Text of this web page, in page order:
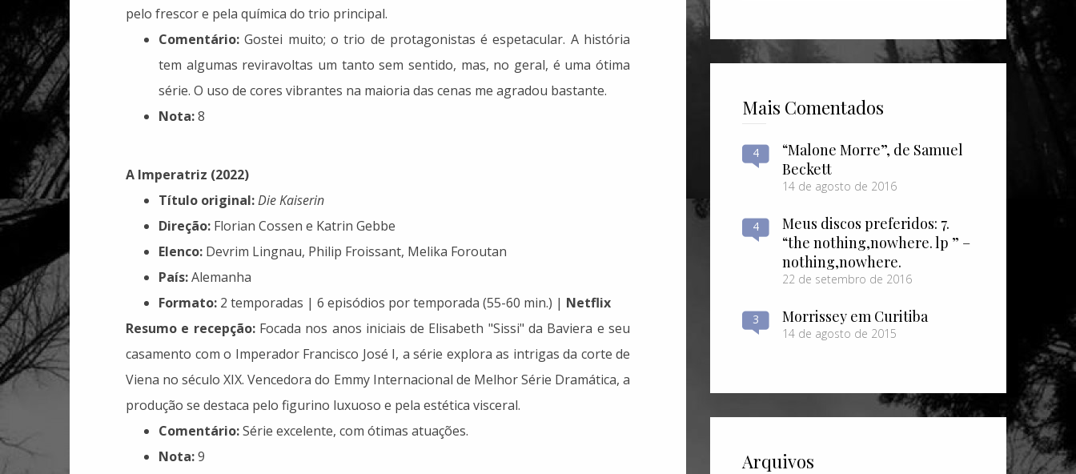
pelo frescor e pela química do trio principal.
Comentário: Gostei muito; o trio de protagonistas é espetacular. A história
tem algumas reviravoltas um tanto sem sentido, mas, no geral, é uma ótima
série. O uso de cores vibrantes na maioria das cenas me agradou bastante.
Nota:8
A Imperatriz (2022)
Título original:Die Kaiserin
Direção: Florian Cossen e Katrin Gebbe
Elenco: Devrim Lingnau, Philip Froissant, Melika Foroutan
País:Alemanha
Formato: 2 temporadas | 6 episódios por temporada (55-60 min.) | Netflix
Resumo e recepção:Focada nos anos iniciais de Elisabeth "Sissi" da Baviera e seu
casamento com o Imperador Francisco José I, a série explora as intrigas da corte de
Viena no século XIX. Vencedora do Emmy Internacional de Melhor Série Dramática, a
produção se destaca pelo figurino luxuoso e pela estética visceral.
Comentário:Série excelente, com ótimas atuações.
Nota:9
Mais Comentados
4
“Malone Morre”, de Samuel
Beckett
14 de agosto de 2016
4
Meus discos preferidos: 7.
“the nothing​,​nowhere. lp ” –
nothing​,​nowhere.
22 de setembro de 2016
3 Morrissey em Curitiba
14 de agosto de 2015
Arquivos